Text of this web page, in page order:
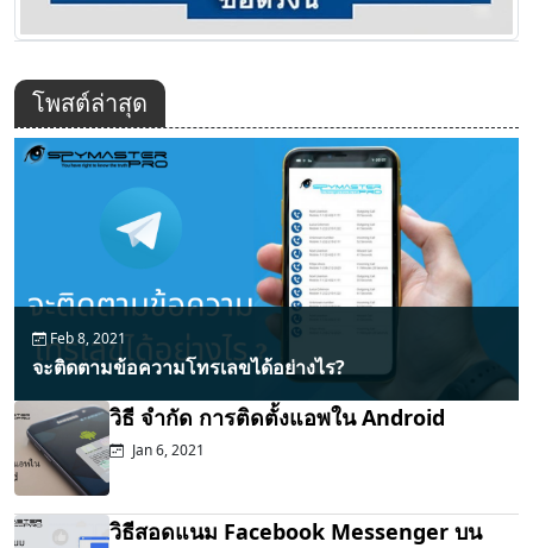
โพสต์ล่าสุด
Feb 8, 2021
จะติดตามข้อความโทรเลขได้อย่างไร?
วิธี จำกัด การติดตั้งแอพใน Android
Jan 6, 2021
วิธีสอดแนม Facebook Messenger บน